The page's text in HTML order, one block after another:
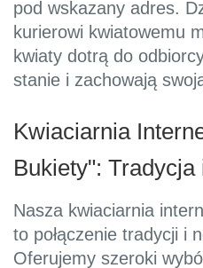
pod wskazany adres.
kurierowi kwiatowemu
kwiaty dotrą do
stanie i zachowają
Kwiaciarnia
Bukiety":
Nasza kwiaciarnia
to połączenie tradycji i
Oferujemy szeroki